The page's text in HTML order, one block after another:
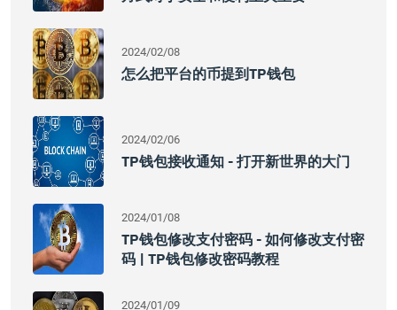
2024/02/08
怎么把平台的币提到TP钱包
2024/02/06
TP钱包接收通知 - 打开新世界的大门
2024/01/08
TP钱包修改支付密码 - 如何修改支付密
码 | TP钱包修改密码教程
2024/01/09